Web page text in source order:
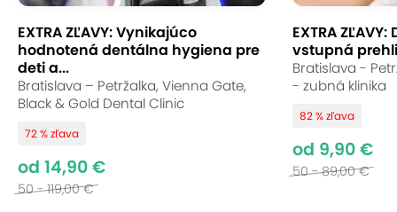
EXTRA ZĽAVY: Vynikajúco
hodnotená dentálna hygiena pre
deti a...
Bratislava – Petržalka, Vienna Gate,
Black & Gold Dental Clinic
72 % zľava
od 14,90 €
50 - 119,00 €
EXTRA
vstupná
Bratislava -
- zubná klinika
82 % zľava
od 9,90 €
50 - 89,00 €